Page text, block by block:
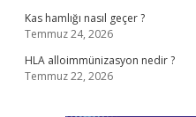
Kas hamlığı nasıl geçer ?
Temmuz 24, 2026
HLA alloimmünizasyon nedir ?
Temmuz 22, 2026